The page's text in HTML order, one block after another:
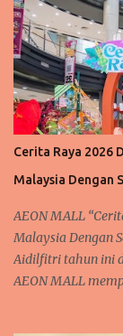
setiap kali
penyanyi baharu
Sengari @ Basar,
mendendangkan
telah
di Hotel
kepada rakan-
terhadap
menjadi medan
"Aku Tetap Raya,"
Cerita Raya 2026
Malaysia Dengan
AEON MALL
Malaysia Dengan
Aidilfitri tahun ini
AEON MALL